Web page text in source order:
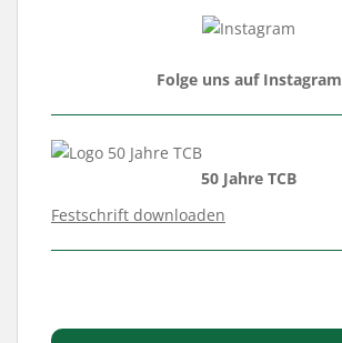
Folge uns auf Instagram
50 Jahre TCB
Festschrift downloaden